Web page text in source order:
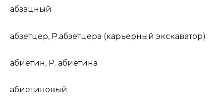
абзацный
абзетцер, Р.абзетцера (карьерный экскаватор)
абиетин, Р. абиетина
абиетиновый